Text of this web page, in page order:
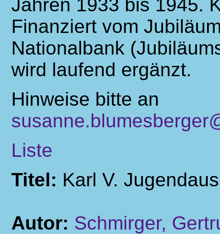
Jahren 1933 bis 1945.
Finanziert vom
Nationalbank
wird laufend ergänzt.
Hinweise bitte an
Liste
Titel: Karl V.
Autor: Schmirger,